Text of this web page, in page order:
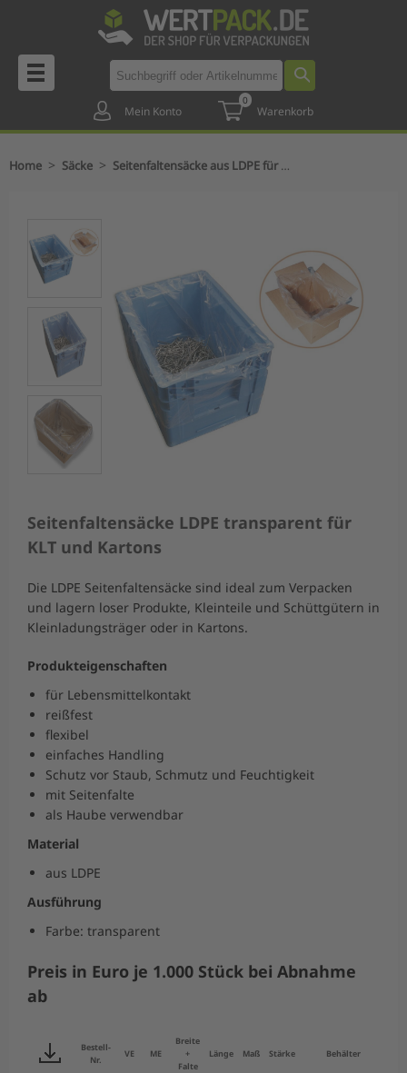
Mein Konto
0
Warenkorb
Home > Säcke > Seitenfaltensäcke aus LDPE für KLT und Kartons
Seitenfaltensäcke LDPE transparent für
KLT und Kartons
Die LDPE Seitenfaltensäcke sind ideal zum Verpacken
und lagern loser Produkte, Kleinteile und Schüttgütern in
Kleinladungsträger oder in Kartons.
Produkteigenschaften
für Lebensmittelkontakt
reißfest
flexibel
einfaches Handling
Schutz vor Staub, Schmutz und Feuchtigkeit
mit Seitenfalte
als Haube verwendbar
Material
aus LDPE
Ausführung
Farbe: transparent
Preis in Euro je 1.000 Stück bei Abnahme
ab
Bestell-
Nr.
VE ME
Breite
+
Falte
Länge Maß Stärke Behälter